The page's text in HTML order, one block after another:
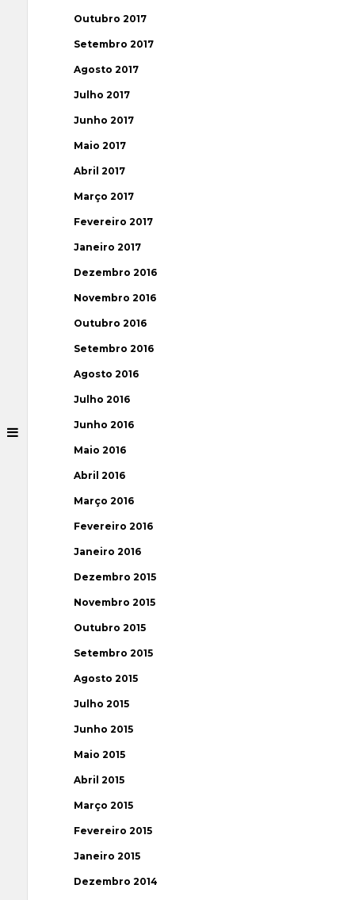
Outubro 2017
Setembro 2017
Agosto 2017
Julho 2017
Junho 2017
Maio 2017
Abril 2017
Março 2017
Fevereiro 2017
Janeiro 2017
Dezembro 2016
Novembro 2016
Outubro 2016
Setembro 2016
Agosto 2016
Julho 2016
Junho 2016
Maio 2016
Abril 2016
Março 2016
Fevereiro 2016
Janeiro 2016
Dezembro 2015
Novembro 2015
Outubro 2015
Setembro 2015
Agosto 2015
Julho 2015
Junho 2015
Maio 2015
Abril 2015
Março 2015
Fevereiro 2015
Janeiro 2015
Dezembro 2014